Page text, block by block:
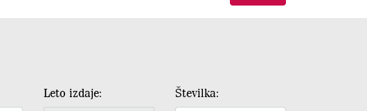
Leto izdaje: Številka: